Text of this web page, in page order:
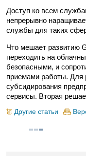
Доступ ко всем
непрерывно
службы для таких
Что мешает развитию
переходить на
безопасными, и
приемами работы. Для
субсидирования
сервисы. Вторая
Другие статьи